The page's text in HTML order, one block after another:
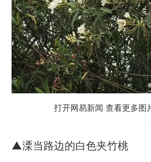
打开网易新闻 查看更多图
▲溧当路边的白色夹竹桃